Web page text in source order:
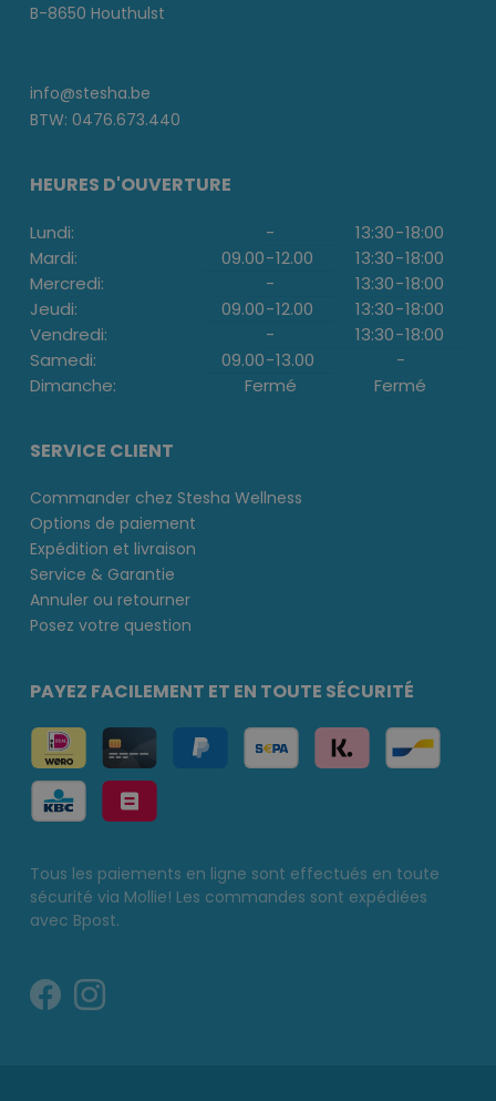
B-8650 Houthulst
info@stesha.be
BTW: 0476.673.440
HEURES D'OUVERTURE
Lundi: - 13:30-18:00
Mardi:
09.00-12.00 13:30-18:00
Mercredi:
- 13:30-18:00
Jeudi:
09.00-12.00 13:30-18:00
Vendredi:
- 13:30-18:00
Samedi:
09.00-13.00
-
Dimanche:
Fermé Fermé
SERVICE CLIENT
Commander chez Stesha Wellness
Options de paiement
Expédition et livraison
Service & Garantie
Annuler ou retourner
Posez votre question
PAYEZ FACILEMENT ET EN TOUTE SÉCURITÉ
Tous les paiements en ligne sont effectués en toute
sécurité via Mollie! Les commandes sont expédiées
avec Bpost.